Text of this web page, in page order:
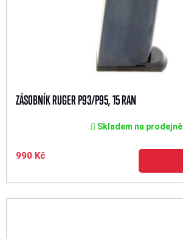
ZÁSOBNÍK RUGER P93/P95, 15 RAN
Skladem na prodejně
990 Kč